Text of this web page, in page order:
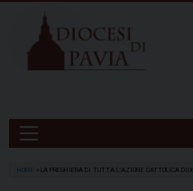
HOME LA PREGHIERA DI TUTTA L’AZIONE CATTOLICA